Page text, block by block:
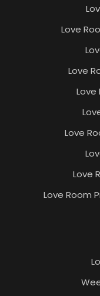
Love
Love
Love
Love
Love Room